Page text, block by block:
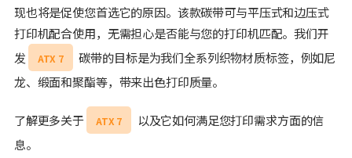
现也将是促使您首选它的原因。该款碳带可与平压式和边压式
打印机配合使用，无需担心是否能与您的打印机匹配。我们开
发
ATX 7
碳带的目标是为我们全系列织物材质标签，例如尼
龙、缎面和聚酯等，带来出色打印质量。
了解更多关于 ATX 7
以及它如何满足您打印需求方面的信
息。